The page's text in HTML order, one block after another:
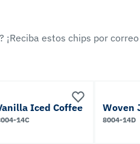
¡Reciba estos chips por correo
Iced Coffee
14C
Woven
8004-14D